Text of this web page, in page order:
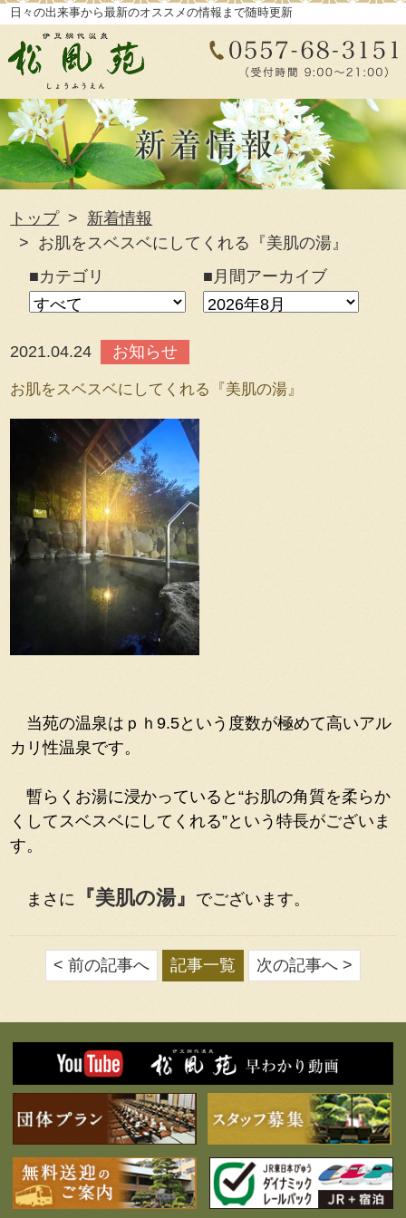
日々の出来事から最新のオススメの情報まで随時更新
トップ
新着情報
お肌をスベスベにしてくれる『美肌の湯』
■カテゴリ
■月間アーカイブ
2021.04.24 お知らせ
お肌をスベスベにしてくれる『美肌の湯』
当苑の温泉はｐｈ9.5という度数が極めて高いアル
カリ性温泉です。
暫らくお湯に浸かっていると“お肌の角質を柔らか
くしてスベスベにしてくれる”という特長がございま
す。
まさに 『美肌の湯』 でございます。
< 前の記事へ 記事一覧 次の記事へ >